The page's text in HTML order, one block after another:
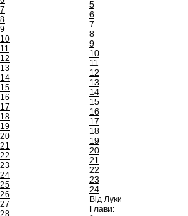
7
8
9
10
11
12
13
14
15
16
17
18
19
20
21
22
23
24
25
26
27
28
5
6
7
8
9
10
11
12
13
14
15
16
17
18
19
20
21
22
23
24
Від Луки
Глави: